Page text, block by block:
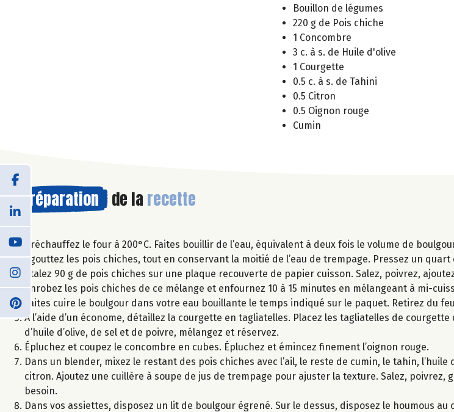
Bouillon de légumes
220 g de Pois chiche
1 Concombre
3 c. à s. de Huile d'olive
1 Courgette
0.5 c. à s. de Tahini
0.5 Citron
0.5 Oignon rouge
Cumin
Préparation de la recette
Préchauffez le four à 200°C. Faites bouillir de l’eau, équivalent à deux fois le volume de
Égouttez les pois chiches, tout en conservant la moitié de l’eau de trempage. Pressez un
Étalez 90 g de pois chiches sur une plaque recouverte de papier cuisson. Salez, poivrez,
enrobez les pois chiches de ce mélange et enfournez 10 à 15 minutes en mélangeant à mi-
Faites cuire le boulgour dans votre eau bouillante le temps indiqué sur le paquet. Retirez du
À l’aide d’un économe, détaillez la courgette en tagliatelles. Placez les tagliatelles de
d’huile d’olive, de sel et de poivre, mélangez et réservez.
Épluchez et coupez le concombre en cubes. Épluchez et émincez finement l’oignon rouge.
Dans un blender, mixez le restant des pois chiches avec l’ail, le reste de cumin, le tahin,
citron. Ajoutez une cuillère à soupe de jus de trempage pour ajuster la texture. Salez, poivrez,
besoin.
Dans vos assiettes, disposez un lit de boulgour égrené. Sur le dessus, disposez le houmous